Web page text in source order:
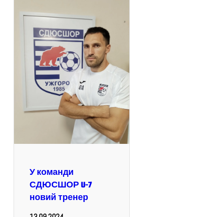
У команди
СДЮСШОР U-7
новий тренер